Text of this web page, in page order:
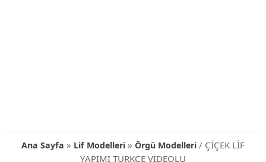
Ana Sayfa » Lif Modelleri » Örgü Modelleri / ÇİÇEK LİF
YAPIMI TÜRKÇE VİDEOLU